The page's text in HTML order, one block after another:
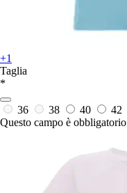
+1
Taglia
*
36 38 40 42
Questo campo è obbligatorio